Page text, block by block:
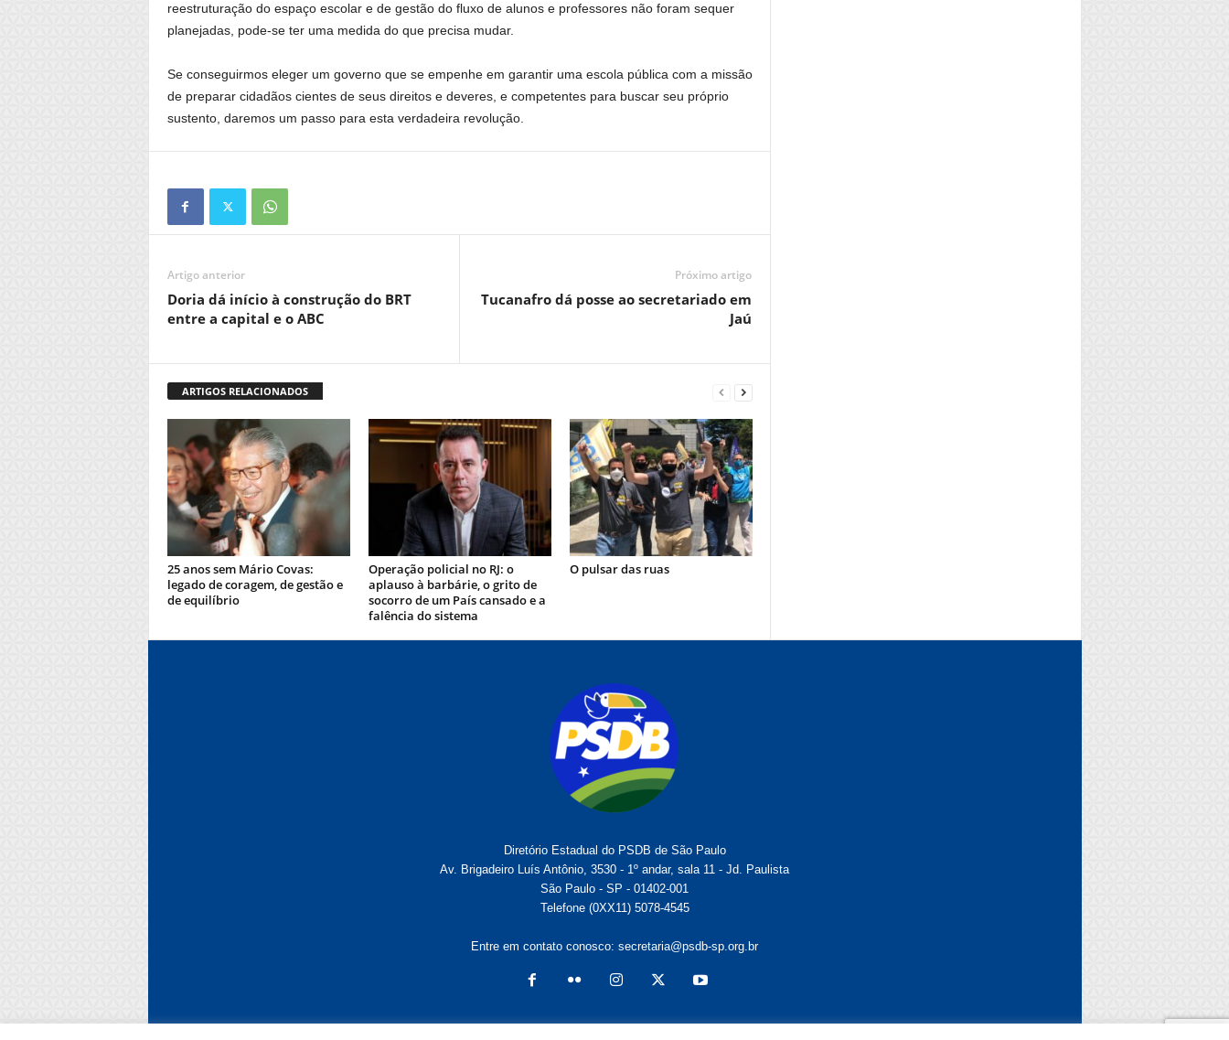
reestruturação do espaço escolar e de gestão do fluxo de alunos e professores não foram sequer
planejadas, pode-se ter uma medida do que precisa mudar.
Se conseguirmos eleger um governo que se empenhe em garantir uma escola pública com a missão
de preparar cidadãos cientes de seus direitos e deveres, e competentes para buscar seu próprio
sustento, daremos um passo para esta verdadeira revolução.
Artigo anterior
Doria dá início à construção do BRT
entre a capital e o ABC
Próximo artigo
Tucanafro dá posse ao secretariado em
Jaú
ARTIGOS RELACIONADOS
25 anos sem Mário Covas:
legado de coragem, de gestão e
de equilíbrio
Operação policial no RJ: o
aplauso à barbárie, o grito de
socorro de um País cansado e a
falência do sistema
O pulsar das ruas
Diretório Estadual do PSDB de São Paulo
Av. Brigadeiro Luís Antônio, 3530 - 1º andar, sala 11 - Jd. Paulista
São Paulo - SP - 01402-001
Telefone (0XX11) 5078-4545
Entre em contato conosco: secretaria@psdb-sp.org.br